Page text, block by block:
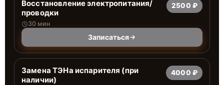
Восстановление электропитания/
проводки
30 мин
2500 ₽
Записаться
Замена ТЭНа испарителя (при
наличии)
4000 ₽